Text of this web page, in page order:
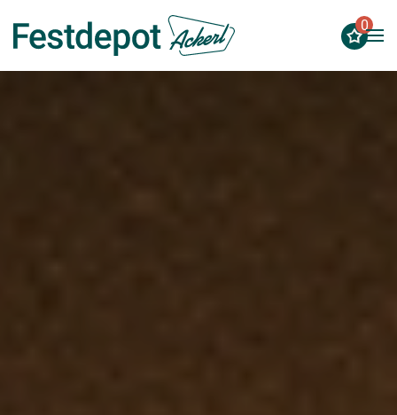
Zum Hauptinhalt springen
0